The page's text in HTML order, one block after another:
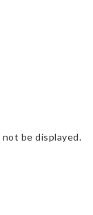
be displayed.